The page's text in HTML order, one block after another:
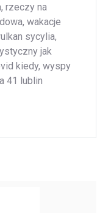
rzeczy na
wakacje
sycylia,
jak
kiedy, wyspy
41 lublin